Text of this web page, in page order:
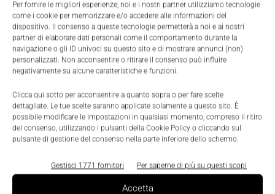
Per fornire le migliori esperienze, noi e i nostri partner utilizziamo tecnologie
come i cookie per memorizzare e/o accedere alle informazioni del
dispositivo. Il consenso a queste tecnologie permetterà a noi e ai nostri
partner di elaborare dati personali come il comportamento durante la
navigazione o gli ID univoci su questo sito e di mostrare annunci (non)
personalizzati. Non acconsentire o ritirare il consenso può influire
negativamente su alcune caratteristiche e funzioni.
Clicca qui sotto per acconsentire a quanto sopra o per fare scelte
dettagliate. Le tue scelte saranno applicate solamente a questo sito. È
possibile modificare le impostazioni in qualsiasi momento, compreso il ritiro
del consenso, utilizzando i pulsanti della Cookie Policy o cliccando sul
pulsante di gestione del consenso nella parte inferiore dello schermo.
Gestisci 1771 fornitori Per saperne di più su questi scopi
Accetta
vedere dal vivo il funzionamento di un macchinario
o lo svolgersi di un particolare processo produttivo,
costituiranno il valore aggiunto di MecSpe e il
fattore che l'ha portata a ritagliarsi uno spazio di
rilievo all'interno del panorama fieristico
internazionale dedicato al comparto manifatturiero.